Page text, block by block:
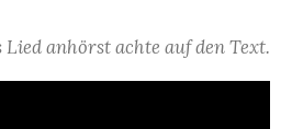
anhörst achte auf den Text.